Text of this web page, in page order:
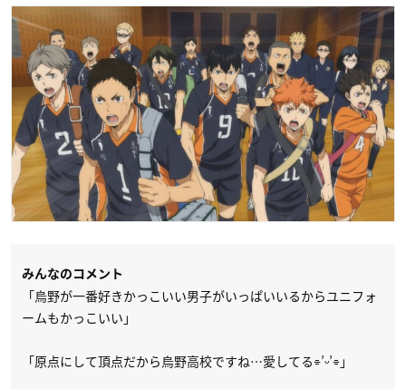
みんなのコメント
「烏野が一番好きかっこいい男子がいっぱいいるからユニフォ
ームもかっこいい」
「原点にして頂点だから烏野高校ですね…愛してる⌯’ᵕ’⌯」